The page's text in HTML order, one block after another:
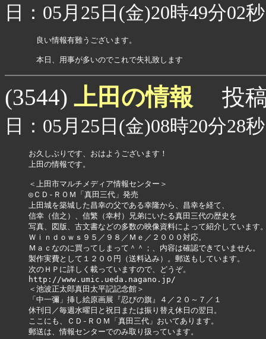
日：05月25日(金)20時49分02秒
良い情報有難うございます。
(3544) 上田の情報 投
日：05月25日(金)08時20分28秒
お久しぶりです、おはようございます！
上田の情報です。
＜上田市マルチメディア情報センター＞
◎ＣＤ-ＲＯＭ「真田三代」発売
上田城を築城した昌幸の父である幸隆から、昌幸を経て、
信幸（信之）、信繁（幸村）兄弟にいたる真田三代の歴史を
写真、図版、古文書などの多数の映像資料によって紹介しています
Ｗｉｎｄｏｗｓ９５／９８／Ｍｅ／２０００対応。
Ｍａｃなのに買ってしまって＾＾；、内容は確認できていません。
製作実費として１２００円（送料込み）。郵送もしています。
次のＨＰに詳しく載っていますので、どうぞ。
http://www.umic.ueda.nagano.jp/
＜池波正太郎真田太平記記念館＞
「中一彌」挿し絵原画展『忍びの旗』４／２０～７／１
休刊日／毎週水曜日と祝日または振り替え休日の翌日。
ここにも、ＣＤ-ＲＯＭ「真田三代」おいてあります。
郵送は、情報センターでのみ取り扱っています。